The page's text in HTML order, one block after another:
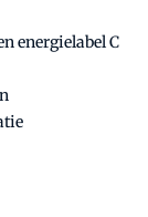
energielabel C